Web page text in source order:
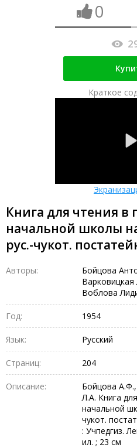
0
Краткое
Книга для чтения в
начальной школы
рус.-чукот.
Авторы:
Бойцова
Воблова
Год: 1954
Язык: Русский
Страниц: 204
Описание:
Бойцова
Л.А. Книга
начальной
чукот.
: Учпедгиз.
ил. ; 23 см